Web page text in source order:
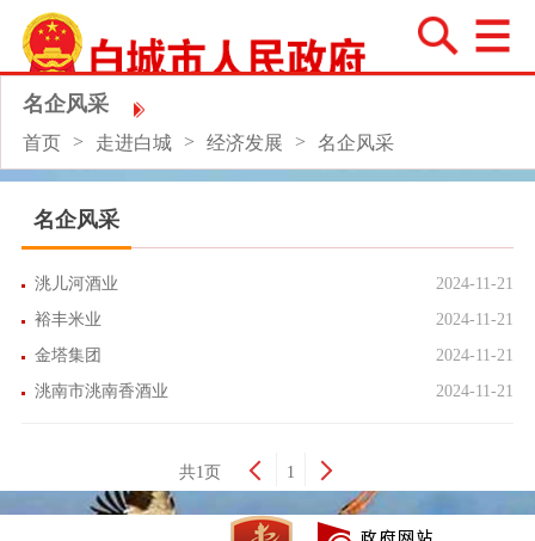
名企风采
首页 > 走进白城 > 经济发展 > 名企风采
名企风采
洮儿河酒业
2024-11-21
裕丰米业
2024-11-21
金塔集团
2024-11-21
洮南市洮南香酒业
2024-11-21
共1页 1